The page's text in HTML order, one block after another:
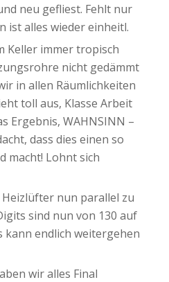
neu gefliest. Fehlt nur
ist alles wieder einheitl.
Keller immer tropisch
nicht gedämmt
in allen Räumlichkeiten
toll aus, Klasse Arbeit
Ergebnis, WAHNSINN –
dass dies einen so
macht! Lohnt sich
nun parallel zu
sind nun von 130 auf
kann endlich weitergehen
wir alles Final